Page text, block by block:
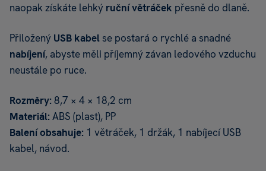
naopak získáte lehký ručnívětráček přesně do dlaně.
Přiložený USB kabel se postará o rychlé a snadné
nabíjení, abyste měli příjemný závan ledového vzduchu
neustále po ruce.
Rozměry: 8,7 × 4 × 18,2 cm
Materiál: ABS (plast), PP
Balení obsahuje: 1 větráček, 1 držák, 1 nabíjecí USB
kabel, návod.